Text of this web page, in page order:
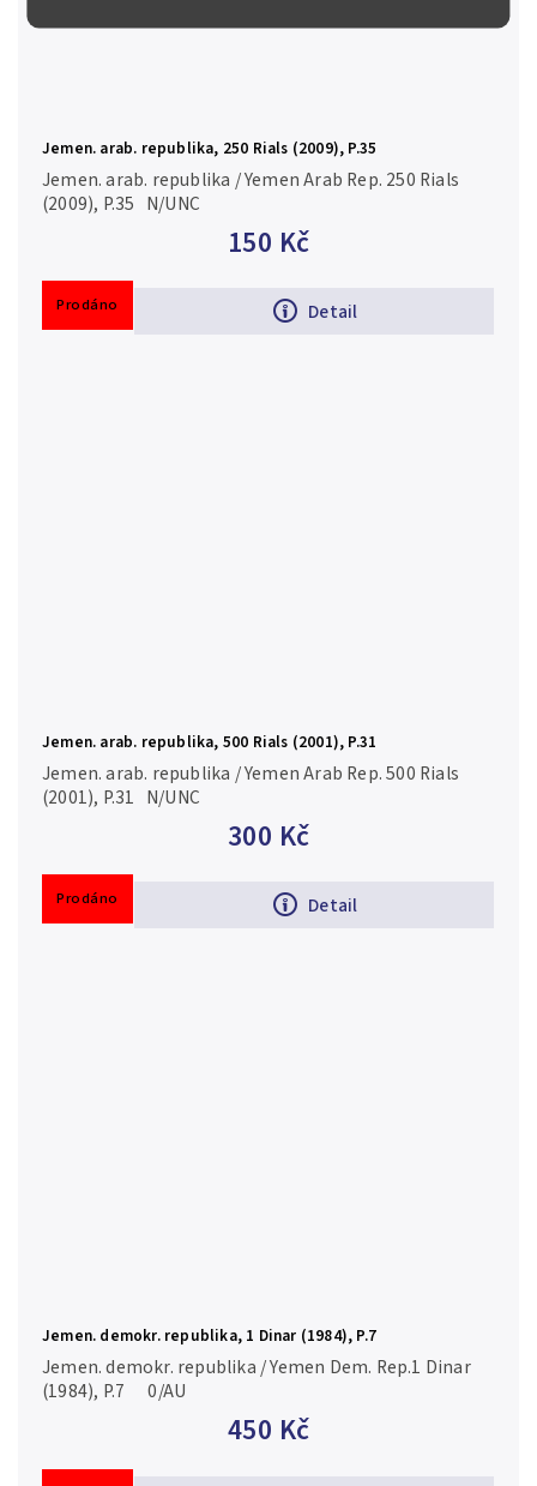
Jemen. arab. republika, 250 Rials (2009), P.35
150 Kč
Detail
Jemen. arab. republika / Yemen Arab Rep. 250 Rials
(2009), P.35 N/UNC
Prodáno
Jemen. arab. republika, 500 Rials (2001), P.31
300 Kč
Detail
Jemen. arab. republika / Yemen Arab Rep. 500 Rials
(2001), P.31 N/UNC
Prodáno
Jemen. demokr. republika, 1 Dinar (1984), P.7
450 Kč
Jemen. demokr. republika / Yemen Dem. Rep.1 Dinar
(1984), P.7 0/AU